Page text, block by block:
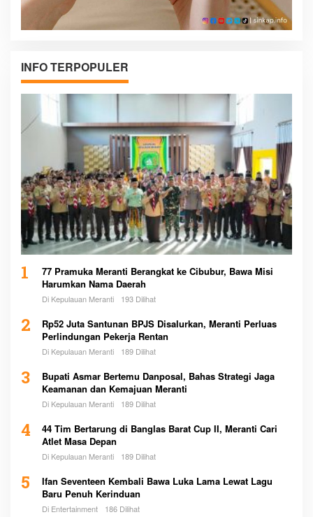
INFO TERPOPULER
1
77 Pramuka Meranti Berangkat ke Cibubur, Bawa Misi
Harumkan Nama Daerah
Di Kepulauan Meranti 193 Dilihat
2
Rp52 Juta Santunan BPJS Disalurkan, Meranti Perluas
Perlindungan Pekerja Rentan
Di Kepulauan Meranti 189 Dilihat
3
Bupati Asmar Bertemu Danposal, Bahas Strategi Jaga
Keamanan dan Kemajuan Meranti
Di Kepulauan Meranti 189 Dilihat
4
44 Tim Bertarung di Banglas Barat Cup II, Meranti Cari
Atlet Masa Depan
Di Kepulauan Meranti 189 Dilihat
5
Ifan Seventeen Kembali Bawa Luka Lama Lewat Lagu
Baru Penuh Kerinduan
Di Entertainment 186 Dilihat